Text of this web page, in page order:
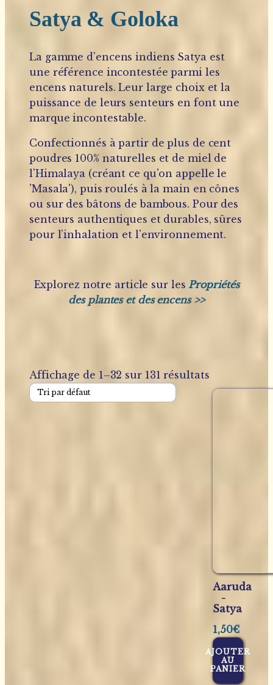
Satya & Goloka
La gamme d'encens indiens Satya est
une référence incontestée parmi les
encens naturels. Leur large choix et la
puissance de leurs senteurs en font une
marque incontestable.
Confectionnés à partir de plus de cent
poudres 100% naturelles et de miel de
l'Himalaya (créant ce qu'on appelle le
'Masala'), puis roulés à la main en cônes
ou sur des bâtons de bambous. Pour des
senteurs authentiques et durables, sûres
pour l’inhalation et l'environnement.
Explorez notre article sur les Propriétés
des plantes et des encens >>
Affichage de 1–32 sur 131 résultats
Aaruda
-
Satya
1,50€
AJOUTER
AU
PANIER